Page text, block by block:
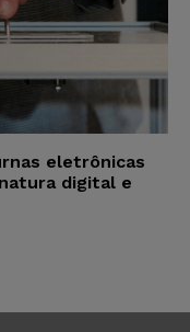
eletrônicas
digital e